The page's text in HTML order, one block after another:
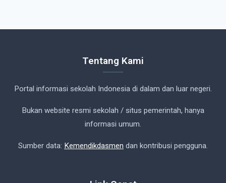
Tentang Kami
Portal informasi sekolah Indonesia di dalam dan luar negeri.
Bukan website resmi sekolah / situs pemerintah, hanya
informasi umum.
Sumber data: Kemendikdasmen dan kontribusi pengguna.